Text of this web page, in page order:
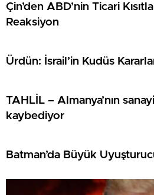
Çin’den ABD’nin Ticari
Reaksiyon
Ürdün: İsrail’in Kudüs
TAHLİL – Almanya’nın
kaybediyor
Batman’da Büyük